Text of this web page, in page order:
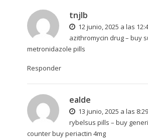
tnjlb
12 junio, 2025 a las
azithromycin drug – buy
metronidazole pills
Responder
ealde
13 junio, 2025 a las
rybelsus pills – buy
counterbuy periactin 4mg